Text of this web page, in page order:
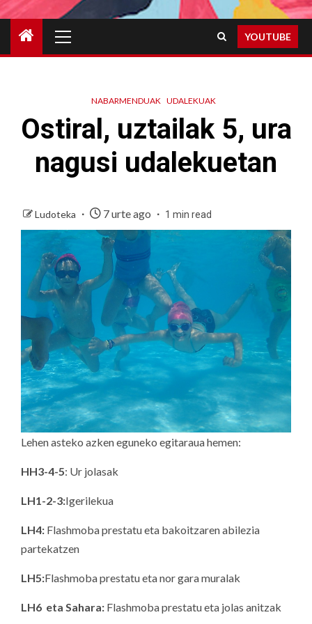
Menu
YOUTUBE
NABARMENDUAK UDALEKUAK
Ostiral, uztailak 5, ura
nagusi udalekuetan
Ludoteka 7 urte ago 1 min read
Lehen asteko azken eguneko egitaraua hemen:
HH3-4-5: Ur jolasak
LH1-2-3:Igerilekua
LH4: Flashmoba prestatu eta bakoitzaren abilezia
partekatzen
LH5:Flashmoba prestatu eta nor gara muralak
LH6 eta Sahara: Flashmoba prestatu eta jolas anitzak